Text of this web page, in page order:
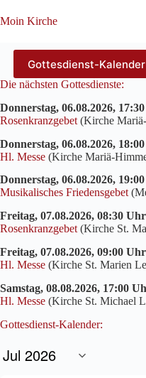
Inhalt
Moin Kirche
Gottesdienst-Kalender
Die nächsten Gottesdienste:
Donnerstag, 06.08.2026,
Rosenkranzgebet (Kirche
Donnerstag, 06.08.2026,
Hl. Messe (Kirche Mariä-
Donnerstag, 06.08.2026,
Musikalisches Friedensgebet
Freitag, 07.08.2026, 08:30
Rosenkranzgebet (Kirche St.
Freitag, 07.08.2026, 09:00
Hl. Messe (Kirche St. Marien
Samstag, 08.08.2026, 17:00
Hl. Messe (Kirche St. Michael
Gottesdienst-Kalender: